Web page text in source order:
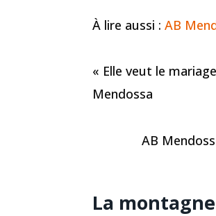
À lire aussi : AB
« Elle veut le
Mendossa
AB
La